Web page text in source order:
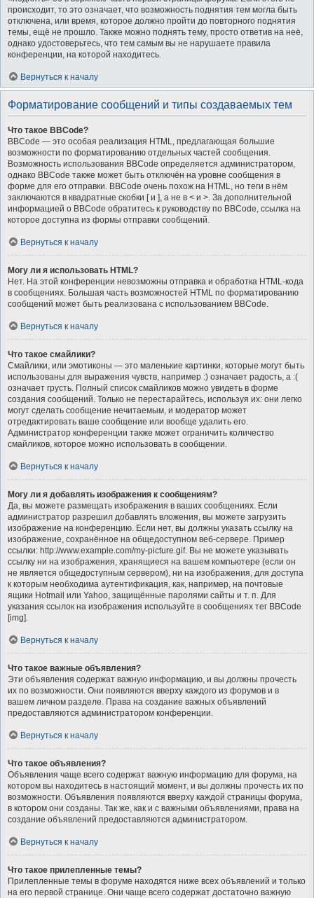
происходит, то это означает, что возможность поднятия тем могла быть
отключена, или время, которое должно пройти до повторного поднятия
темы, ещё не прошло. Также можно поднять тему, просто ответив на неё,
однако удостоверьтесь, что тем самым вы не нарушаете правила
конференции, на которой находитесь.
Вернуться к началу
Форматирование сообщений и типы создаваемых тем
Что такое BBCode?
BBCode — это особая реализация HTML, предлагающая большие
возможности по форматированию отдельных частей сообщения.
Возможность использования BBCode определяется администратором,
однако BBCode также может быть отключён на уровне сообщения в
форме для его отправки. BBCode очень похож на HTML, но теги в нём
заключаются в квадратные скобки [ и ], а не в < и >. За дополнительной
информацией о BBCode обратитесь к руководству по BBCode, ссылка на
которое доступна из формы отправки сообщений.
Вернуться к началу
Могу ли я использовать HTML?
Нет. На этой конференции невозможны отправка и обработка HTML-кода
в сообщениях. Большая часть возможностей HTML по форматированию
сообщений может быть реализована с использованием BBCode.
Вернуться к началу
Что такое смайлики?
Смайлики, или эмотиконы — это маленькие картинки, которые могут быть
использованы для выражения чувств, например :) означает радость, а :(
означает грусть. Полный список смайликов можно увидеть в форме
создания сообщений. Только не перестарайтесь, используя их: они легко
могут сделать сообщение нечитаемым, и модератор может
отредактировать ваше сообщение или вообще удалить его.
Администратор конференции также может ограничить количество
смайликов, которое можно использовать в сообщении.
Вернуться к началу
Могу ли я добавлять изображения к сообщениям?
Да, вы можете размещать изображения в ваших сообщениях. Если
администратор разрешил добавлять вложения, вы можете загрузить
изображение на конференцию. Если нет, вы должны указать ссылку на
изображение, сохранённое на общедоступном веб-сервере. Пример
ссылки: http://www.example.com/my-picture.gif. Вы не можете указывать
ссылку ни на изображения, хранящиеся на вашем компьютере (если он
не является общедоступным сервером), ни на изображения, для доступа
к которым необходима аутентификация, как, например, на почтовые
ящики Hotmail или Yahoo, защищённые паролями сайты и т. п. Для
указания ссылок на изображения используйте в сообщениях тег BBCode
[img].
Вернуться к началу
Что такое важные объявления?
Эти объявления содержат важную информацию, и вы должны прочесть
их по возможности. Они появляются вверху каждого из форумов и в
вашем личном разделе. Права на создание важных объявлений
предоставляются администратором конференции.
Вернуться к началу
Что такое объявления?
Объявления чаще всего содержат важную информацию для форума, на
котором вы находитесь в настоящий момент, и вы должны прочесть их по
возможности. Объявления появляются вверху каждой страницы форума,
в котором они созданы. Так же, как и с важными объявлениями, права на
создание объявлений предоставляются администратором.
Вернуться к началу
Что такое прилепленные темы?
Прилепленные темы в форуме находятся ниже всех объявлений и только
на его первой странице. Они чаще всего содержат достаточно важную